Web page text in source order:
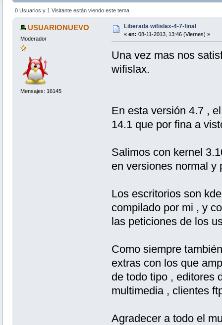
0 Usuarios y 1 Visitante están viendo este tema.
USUARIONUEVO
Moderador
Mensajes: 16145
Liberada wifislax-4-7-final
« en: 08-11-2013, 13:46 (Viernes) »
Una vez mas nos
wifislax.
En esta versión 4.7 ,
14.1 que por fina a
Salimos con kernel
en versiones normal y
Los escritorios son
compilado por mi , y
las peticiones de los
Como siempre
extras con los que
de todo tipo , editores
multimedia , clientes
Agradecer a todo el